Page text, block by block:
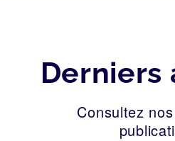
Derniers
Consultez